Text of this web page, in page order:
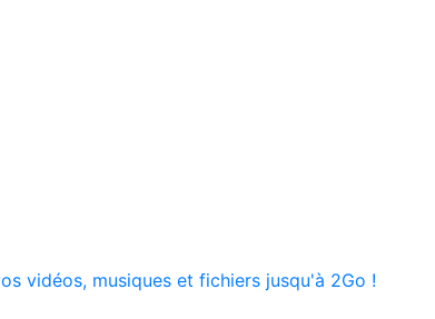
vidéos, musiques et fichiers jusqu'à 2Go !